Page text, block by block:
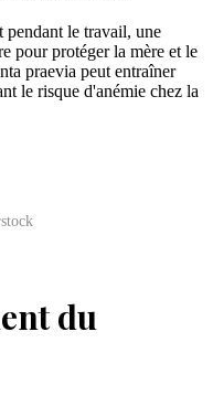
pendant le travail, une
pour protéger la mère et le
praevia peut entraîner
le risque d'anémie chez la
du